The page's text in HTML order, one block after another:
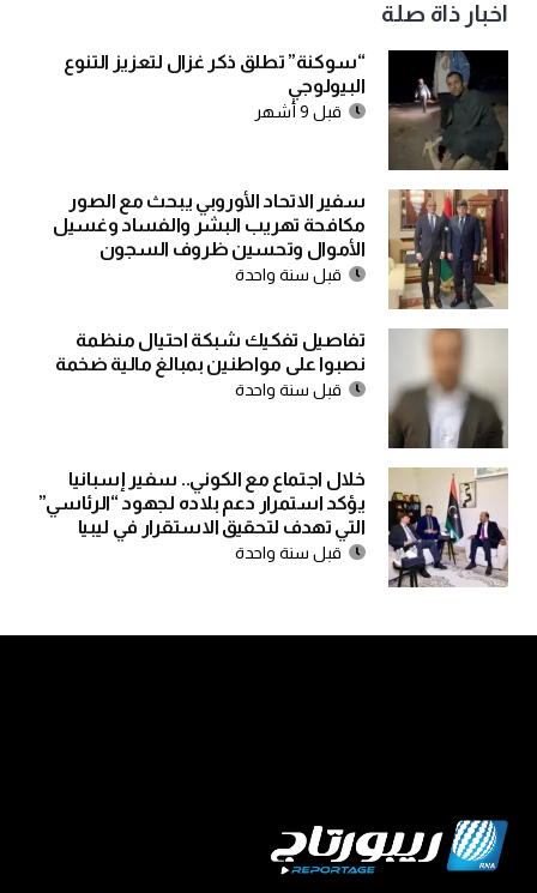
اخبار ذاة صلة
“سوكنة” تطلق ذكر غزال لتعزيز التنوع
البيولوجي
قبل 9 أشهر
سفير الاتحاد الأوروبي يبحث مع الصور
مكافحة تهريب البشر والفساد وغسيل
الأموال وتحسين ظروف السجون
قبل سنة واحدة
تفاصيل تفكيك شبكة احتيال منظمة
نصبوا على مواطنين بمبالغ مالية ضخمة
قبل سنة واحدة
خلال اجتماع مع الكوني.. سفير إسبانيا
يؤكد استمرار دعم بلاده لجهود “الرئاسي”
التي تهدف لتحقيق الاستقرار في ليبيا
قبل سنة واحدة